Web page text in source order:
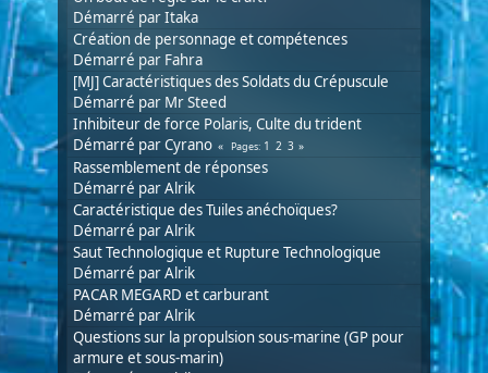
Démarré parItaka
Création de personnage et compétences
Démarré par Fahra
[MJ] Caractéristiques des Soldats du Crépuscule
Démarré par Mr Steed
Inhibiteur de force Polaris, Culte du trident
Démarré par Cyrano
Pages 1 2 3
Rassemblement de réponses
Démarré parAlrik
Caractéristique des Tuiles anéchoïques?
Démarré parAlrik
Saut Technologique et Rupture Technologique
Démarré parAlrik
PACAR MEGARD et carburant
Démarré parAlrik
Questions sur la propulsion sous-marine (GP pour
armure et sous-marin)